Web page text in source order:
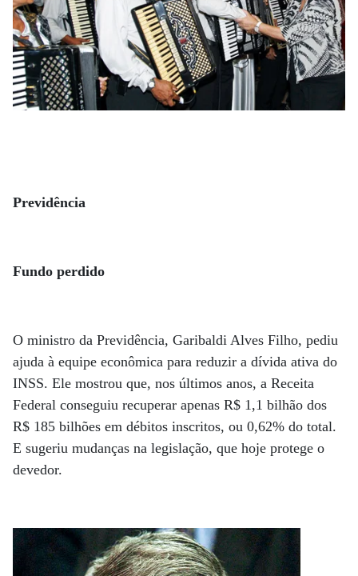
Previdência
Fundo perdido
O ministro da Previdência, Garibaldi Alves Filho, pediu
ajuda à equipe econômica para reduzir a dívida ativa do
INSS. Ele mostrou que, nos últimos anos, a Receita
Federal conseguiu recuperar apenas R$ 1,1 bilhão dos
R$ 185 bilhões em débitos inscritos, ou 0,62% do total.
E sugeriu mudanças na legislação, que hoje protege o
devedor.